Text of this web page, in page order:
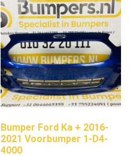
Bumper Ford Ka + 2016-
2021 Voorbumper 1-D4-
4000